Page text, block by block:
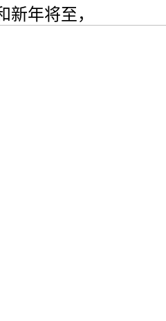
新年将至，